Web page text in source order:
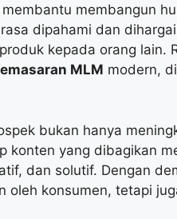
membangun
dipahami dan
kepada orang lain.
MLM modern,
bukan hanya
konten yang dibagikan
dan solutif. Dengan
oleh konsumen, tetapi